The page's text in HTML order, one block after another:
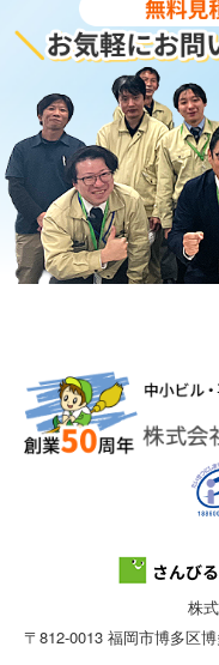
株
〒812-0013 福岡市博多区